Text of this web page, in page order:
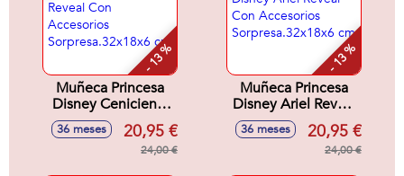
- 13 %
Muñeca Princesa
Disney Cenicienta
Reveal Con
Accesorios
Sorpresa.32x18x6
36 meses 20,95 €
24,00 €
- 13 %
Muñeca Princesa
Disney Ariel Reveal
Con Accesorios
Sorpresa.32x18x6
36 meses 20,95 €
24,00 €